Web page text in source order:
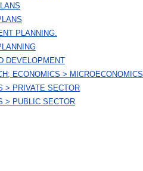
PLANNING.
DEVELOPMENT
ECONOMICS > MICROECONOMICS
> PRIVATE SECTOR
> PUBLIC SECTOR